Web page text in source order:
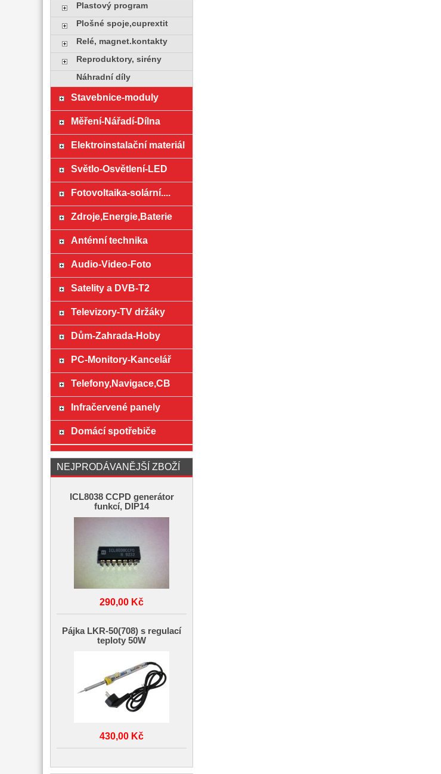
Plastový program
Plošné spoje,cuprextit
Relé, magnet.kontakty
Reproduktory, sirény
Náhradní díly
Stavebnice-moduly
Měření-Nářadí-Dílna
Elektroinstalační materiál
Světlo-Osvětlení-LED
Fotovoltaika-solární....
Zdroje,Energie,Baterie
Anténní technika
Audio-Video-Foto
Satelity a DVB-T2
Televizory-TV držáky
Dům-Zahrada-Hoby
PC-Monitory-Kancelář
Telefony,Navigace,CB
Infračervené panely
Domácí spotřebiče
NEJPRODÁVANĚJŠÍ ZBOŽÍ
ICL8038 CCPD generátor
funkcí, DIP14
290,00 Kč
Pájka LKR-50(708) s regulací
teploty 50W
430,00 Kč